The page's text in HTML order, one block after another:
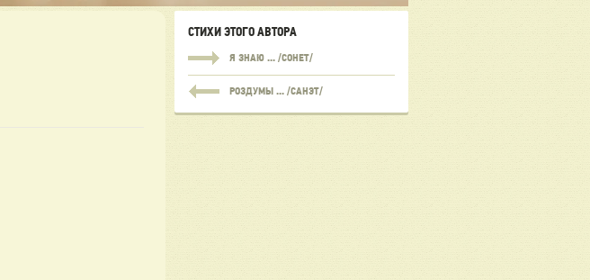
СТИХИ ЭТОГО АВТОРА
Я ЗНАЮ ... /СОНЕТ/
РОЗДУМЫ ... /САНЭТ/